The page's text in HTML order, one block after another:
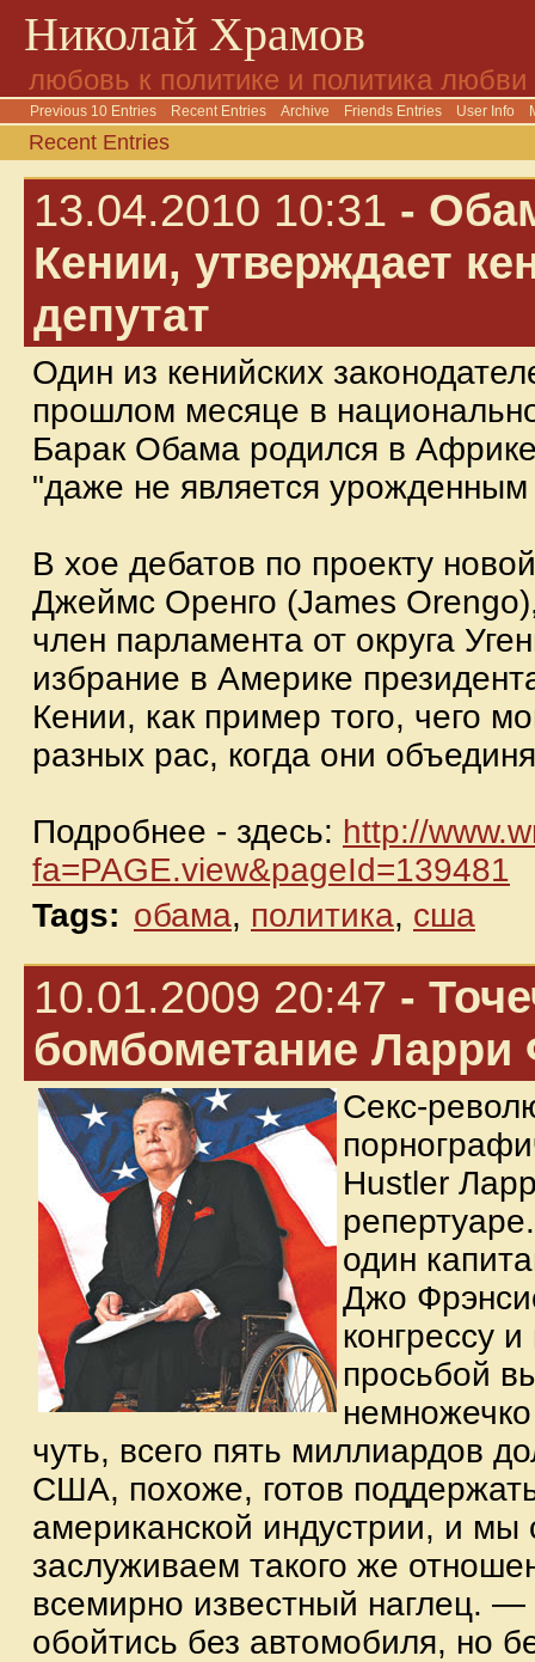
Николай Храмов
любовь к политике и политика любви
Previous 10 Entries Recent Entries Archive Friends Entries User Info
Recent Entries
13.04.2010 10:31 -
Кении, утверждает
депутат
Один из кенийских
прошлом месяце в
Барак Обама родился в
"даже не является
В хое дебатов по проекту
Джеймс Оренго (James
член парламента от округа
избрание в Америке
Кении, как пример того, чего
разных рас, когда они
Подробнее - здесь: http://
fa=PAGE.view&pageId=139481
Tags: обама, политика, сша
10.01.2009 20:47 -
бомбометание Ларри
Cекс-
Hustler
один
Джо
конгрессу
просьбой
чуть, всего пять миллиардов
США, похоже, готов
американской индустрии, и мы
заслуживаем такого же
всемирно известный наглец.
обойтись без автомобиля, но